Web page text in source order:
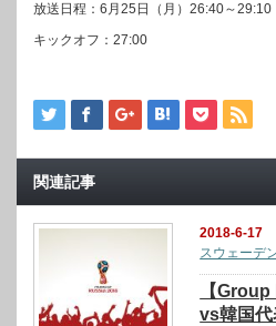
放送日程：6月25日（月）26:40～29:10
キックオフ：27:00
関連記事
2018-6-17
スウェーデ
【
vs韓国